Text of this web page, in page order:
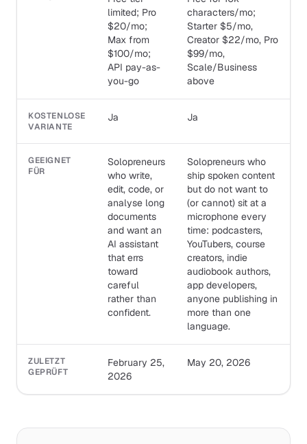
limited; Pro
$20/mo;
Max from
$100/mo;
API pay-as-
you-go
characters/mo;
Starter $5/mo,
Creator $22/mo, Pro
$99/mo,
Scale/Business
above
KOSTENLOSE
VARIANTE
Ja Ja
GEEIGNET
FÜR
Solopreneurs
who write,
edit, code, or
analyse long
documents
and want an
AI assistant
that errs
toward
careful
rather than
confident.
Solopreneurs who
ship spoken content
but do not want to
(or cannot) sit at a
microphone every
time: podcasters,
YouTubers, course
creators, indie
audiobook authors,
app developers,
anyone publishing in
more than one
language.
ZULETZT
GEPRÜFT
February 25,
2026
May 20, 2026